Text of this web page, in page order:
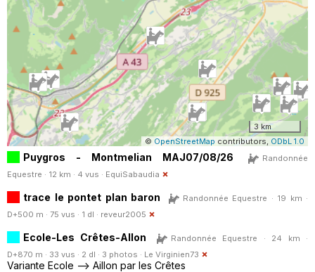
3 km
© OpenStreetMap contributors, ODbL 1.0
Puygros - Montmelian MAJ07/08/26
Randonnée
Equestre · 12 km · 4 vus · EquiSabaudia
trace le pontet plan baron
Randonnée Equestre · 19 km ·
D+500 m · 75 vus · 1 dl · reveur2005
Ecole-Les Crêtes-Allon
Randonnée Equestre · 24 km ·
D+870 m · 33 vus · 2 dl · 3 photos · Le Virginien73
Variante Ecole --> Aillon par les Crêtes